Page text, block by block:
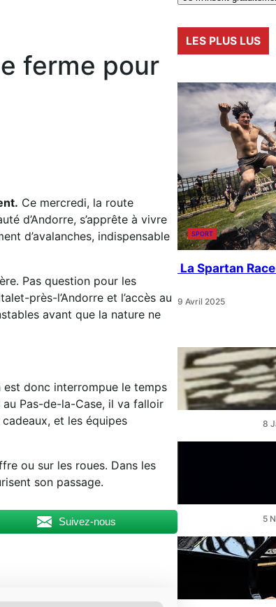
ferme pour
Ce mercredi, la route
d’Andorre, s’apprête à vivre
d’avalanches, indispensable
Pas question pour les
près-l’Andorre et l’accès au
avant que la nature ne
est donc interrompue le temps
Pas-de-la-Case, il va falloir
et les équipes
ou sur les roues. Dans les
son passage.
Suivez-nous
LES PLUS LUS
SPORT
La Spartan
9 Avril 2025
«
8
5
«